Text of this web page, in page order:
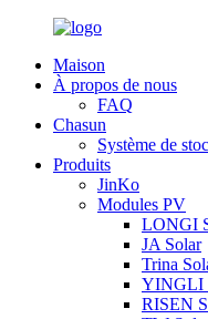
Maison
À propos de nous
FAQ
Chasun
Système de
Produits
JinKo
Modules PV
LONGI
JA Solar
Trina
YINGLI
RISEN